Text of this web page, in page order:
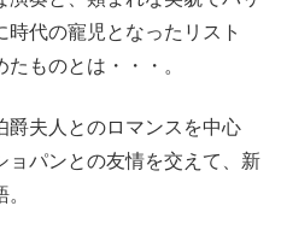
代の寵児となったリスト
ものとは・・・。
爵夫人とのロマンスを中心
ョパンとの友情を交えて、新